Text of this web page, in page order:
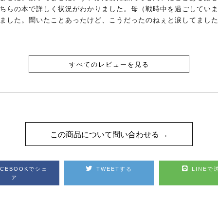
らの本で詳しく状況がわかりました。母（戦時中を過ごしてい
した。聞いたことあったけど、こうだったのねぇと涙してまし
すべてのレビューを見る
この商品について問い合わせる
でシェ
ア
TWEETする LINEで